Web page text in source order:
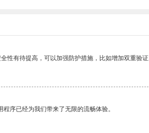
性有待提高，可以加强防护措施，比如增加双重验证
程序已经为我们带来了无限的流畅体验。